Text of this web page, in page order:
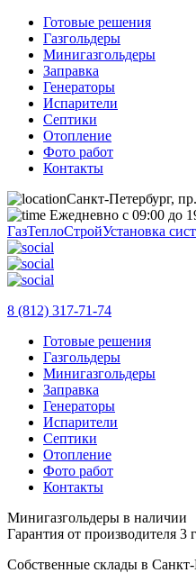
Готовые решения
Газгольдеры
Минигазгольдеры
Заправка
Генераторы
Испарители
Септики
Отопление
Фото работ
Контакты
Санкт-Петербург,
Ежедневно с 09:00 до
ГазТеплоСтройУстановка
8 (812) 317-71-74
Готовые решения
Газгольдеры
Минигазгольдеры
Заправка
Генераторы
Испарители
Септики
Отопление
Фото работ
Контакты
Минигазгольдеры в наличии
Гарантия от производителя 3
Собственные склады в Санкт-